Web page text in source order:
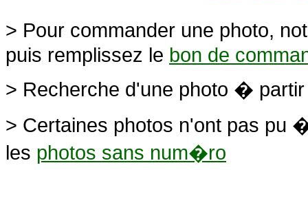
> Pour commander une photo,
puis remplissez le bon de
> Recherche d'une photo �
> Certaines photos n'ont pas
les photos sans num�ro